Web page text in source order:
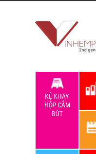
KỆ KHAY
HỘP CẮM
BÚT